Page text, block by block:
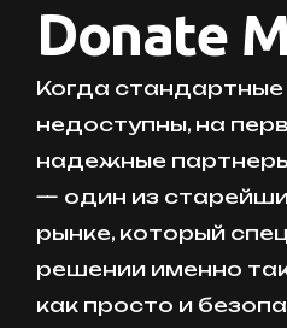
Donate
Когда
недоступны, на
надежные
— один из
рынке, который
решении именно
как просто и